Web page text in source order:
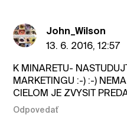
John_Wilson
13. 6. 2016, 12:57
K MINARETU-
MARKETINGU :-) :-)
CIELOM JE ZVYSIT
Odpovedať